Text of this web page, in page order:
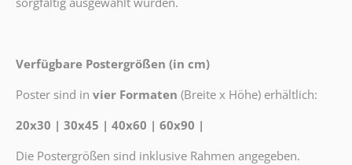
Verfügbare Postergrößen (in cm)
Poster sind in vier Formaten (Breite x Höhe) erhältlich:
20x30 | 30x45 | 40x60 | 60x90 |
Die Postergrößen sind inklusive Rahmen angegeben.